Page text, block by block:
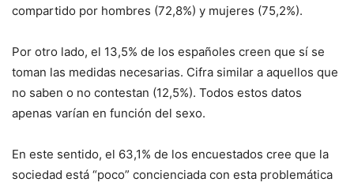
compartido por hombres (72,8%) y mujeres (75,2%).
Por otro lado, el 13,5% de los españoles creen que sí se
toman las medidas necesarias. Cifra similar a aquellos que
no saben o no contestan (12,5%). Todos estos datos
apenas varían en función del sexo.
En este sentido, el 63,1% de los encuestados cree que la
sociedad está “poco” concienciada con esta problemática